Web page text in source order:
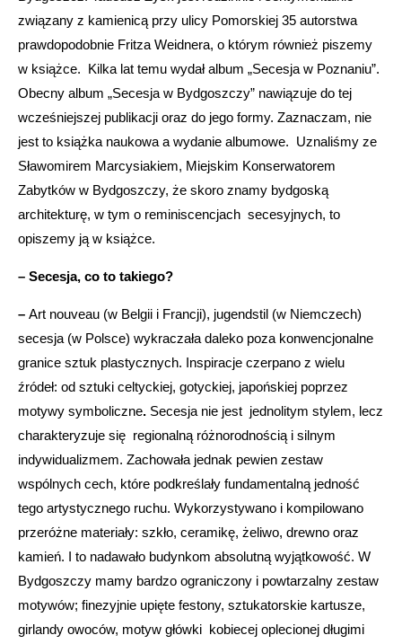
związany z kamienicą przy ulicy Pomorskiej 35 autorstwa
prawdopodobnie Fritza Weidnera, o którym również piszemy
w książce. Kilka lat temu wydał album „Secesja w Poznaniu”.
Obecny album „Secesja w Bydgoszczy” nawiązuje do tej
wcześniejszej publikacji oraz do jego formy. Zaznaczam, nie
jest to książka naukowa a wydanie albumowe. Uznaliśmy ze
Sławomirem Marcysiakiem, Miejskim Konserwatorem
Zabytków w Bydgoszczy, że skoro znamy bydgoską
architekturę, w tym o reminiscencjach secesyjnych, to
opiszemy ją w książce.
– Secesja, co to takiego?
– Art nouveau (w Belgii i Francji), jugendstil (w Niemczech)
secesja (w Polsce) wykraczała daleko poza konwencjonalne
granice sztuk plastycznych. Inspiracje czerpano z wielu
źródeł: od sztuki celtyckiej, gotyckiej, japońskiej poprzez
motywy symboliczne. Secesja nie jest jednolitym stylem, lecz
charakteryzuje się regionalną różnorodnością i silnym
indywidualizmem. Zachowała jednak pewien zestaw
wspólnych cech, które podkreślały fundamentalną jedność
tego artystycznego ruchu. Wykorzystywano i kompilowano
przeróżne materiały: szkło, ceramikę, żeliwo, drewno oraz
kamień. I to nadawało budynkom absolutną wyjątkowość. W
Bydgoszczy mamy bardzo ograniczony i powtarzalny zestaw
motywów; finezyjnie upięte festony, sztukatorskie kartusze,
girlandy owoców, motyw główki kobiecej oplecionej długimi